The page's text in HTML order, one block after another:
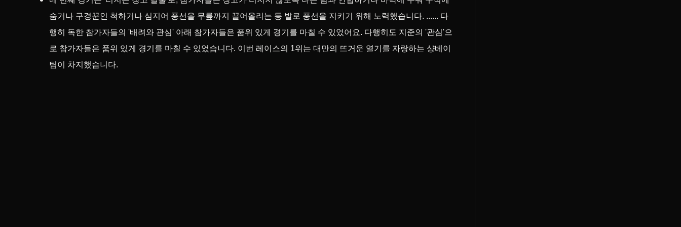
숨거나 구경꾼인 척하거나 심지어 풍선을 무릎까지 끌어올리는 등 발로 풍선을 지키기 위해 노력했습니다. ...... 다
행히 독한 참가자들의 '배려와 관심' 아래 참가자들은 품위 있게 경기를 마칠 수 있었어요. 다행히도 지준의 '관심'으
로 참가자들은 품위 있게 경기를 마칠 수 있었습니다. 이번 레이스의 1위는 대만의 뜨거운 열기를 자랑하는 샹베이
팀이 차지했습니다.